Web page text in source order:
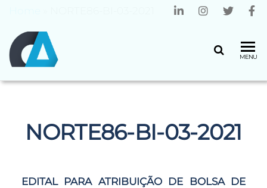
MENU
NORTE86-BI-03-2021
EDITAL PARA ATRIBUIÇÃO DE BOLSA DE